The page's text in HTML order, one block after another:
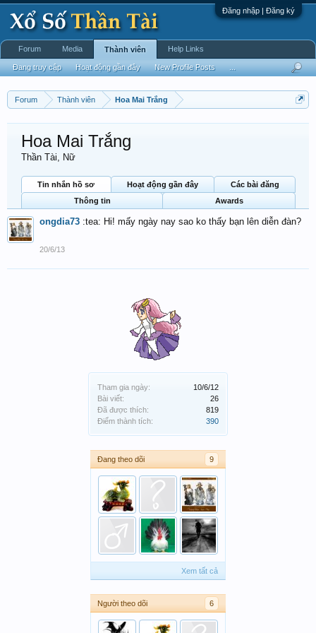
Đăng nhập | Đăng ký
Forum Thành viên Hoa Mai Trắng
Tham gia ngày:
10/6/12
Bài viết:
26
Đã được thích:
819
Điểm thành tích:
390
Đang theo dõi 9
Xem tất cả
Người theo dõi 6
Hoa Mai Trắng
Thần Tài, Nữ
Tin nhắn hồ sơ Hoạt động gần đây
Các bài đăng
Thông tin
Awards
ongdia73 :tea: Hi! mấy ngày nay sao ko thấy bạn lên diễn đàn?
20/6/13
Forum Media Thành viên
Đang truy cập Hoạt động gần đây New Profile Posts
Help Links